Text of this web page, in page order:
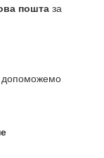
пошта за
допоможемо